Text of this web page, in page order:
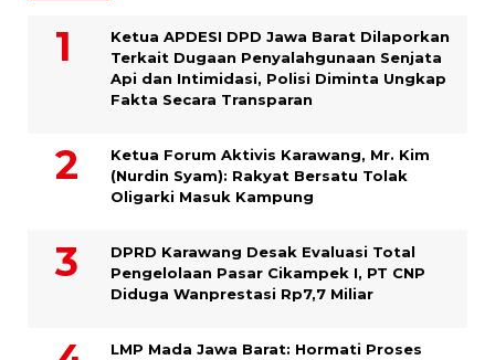
Ketua APDESI DPD Jawa Barat Dilaporkan
Terkait Dugaan Penyalahgunaan Senjata
Api dan Intimidasi, Polisi Diminta Ungkap
Fakta Secara Transparan
Ketua Forum Aktivis Karawang, Mr. Kim
(Nurdin Syam): Rakyat Bersatu Tolak
Oligarki Masuk Kampung
DPRD Karawang Desak Evaluasi Total
Pengelolaan Pasar Cikampek I, PT CNP
Diduga Wanprestasi Rp7,7 Miliar
LMP Mada Jawa Barat: Hormati Proses